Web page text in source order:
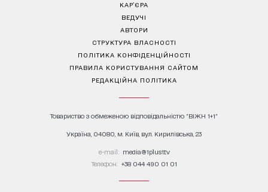
КАР’ЄРА
ВЕДУЧІ
АВТОРИ
СТРУКТУРА ВЛАСНОСТІ
ПОЛІТИКА КОНФІДЕНЦІЙНОСТІ
ПРАВИЛА КОРИСТУВАННЯ САЙТОМ
РЕДАКЦІЙНА ПОЛІТИКА
Товариство з обмеженою відповідальністю "ВІЖН 1+1"
Україна, 04080, м. Київ, вул. Кирилівська, 23
е-mail: media@1plus1.tv
Телефон: +38 044 490 01 01